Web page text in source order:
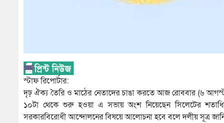
স্টাফ রিপোর্টার:
দৃঢ় ঐক্য তৈরি ও মাঠের নেতাদের চাঙা করতে আজ রোববার (৬
১০টা থেকে শুরু হওয়া এ সভায় অংশ নিয়েছেন সিলেটের
সরকারবিরোধী আন্দোলনের বিষয়ে আলোচনা হবে বলে দলীয় সূত্র